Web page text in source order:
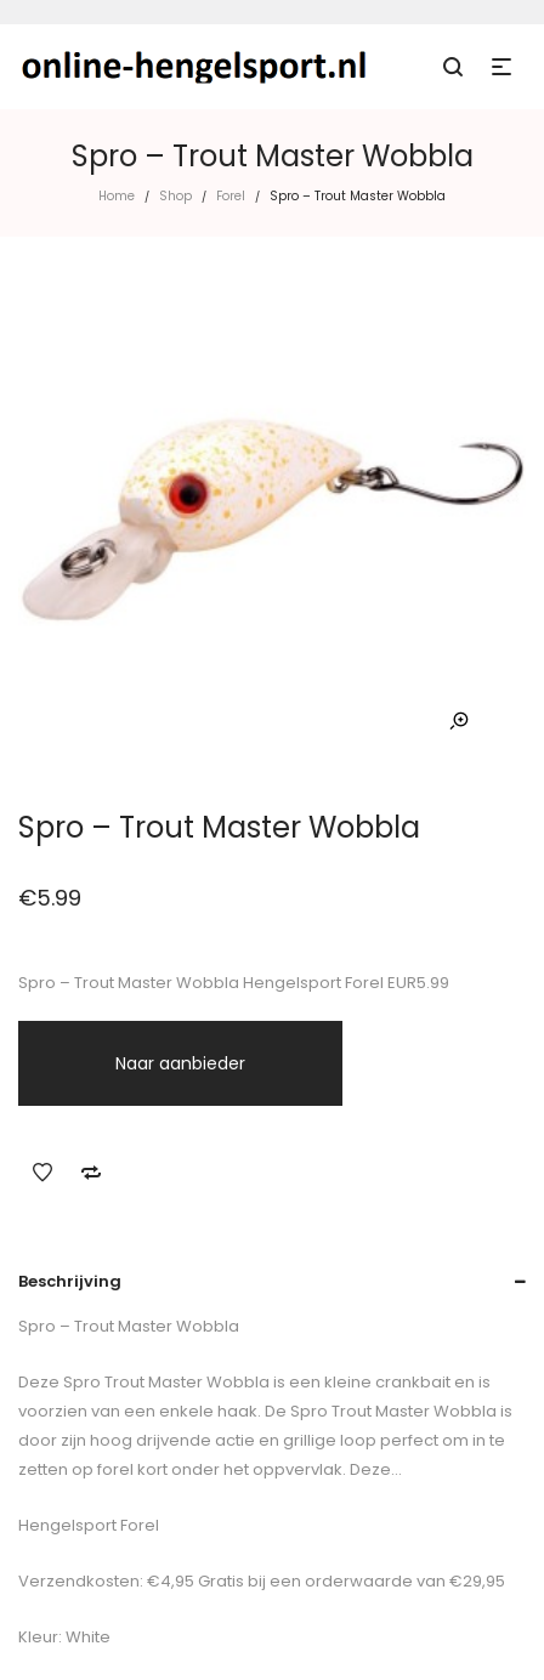
Spro – Trout Master Wobbla
Home / Shop / Forel / Spro – Trout Master Wobbla
Spro – Trout Master Wobbla
€5.99
Spro – Trout Master Wobbla Hengelsport Forel EUR5.99
Naar aanbieder
Beschrijving
Spro – Trout Master Wobbla
Deze Spro Trout Master Wobbla is een kleine crankbait en is
voorzien van een enkele haak. De Spro Trout Master Wobbla is
door zijn hoog drijvende actie en grillige loop perfect om in te
zetten op forel kort onder het oppvervlak. Deze…
Hengelsport Forel
Verzendkosten: €4,95 Gratis bij een orderwaarde van €29,95
Kleur: White